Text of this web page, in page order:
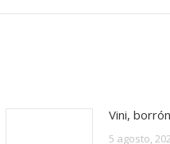
Vini,
5 agosto,